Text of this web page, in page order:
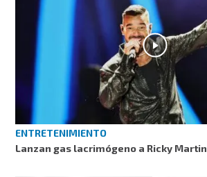
ENTRETENIMIENTO
Lanzan gas lacrimógeno a Ricky Martin